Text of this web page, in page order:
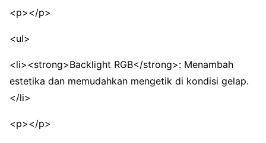
<p></p>
<ul>
<li><strong>Backlight RGB</strong>: Menambah
estetika dan memudahkan mengetik di kondisi gelap.
</li>
<p></p>